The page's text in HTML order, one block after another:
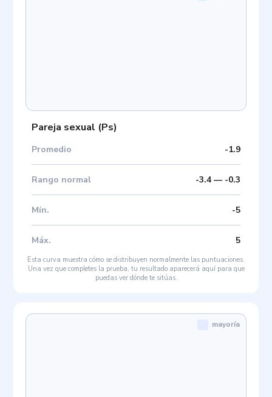
Pareja sexual (Ps)
Promedio -1.9
Rango normal -3.4— -0.3
Mín. -5
Máx. 5
Esta curva muestra cómo se distribuyen normalmente las puntuaciones.
Una vez que completes la prueba, tu resultado aparecerá aquí para que
puedas ver dónde te sitúas.
mayoría